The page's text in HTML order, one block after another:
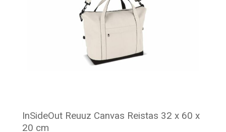
InSideOut Reuuz Canvas Reistas 32 x 60 x
20 cm